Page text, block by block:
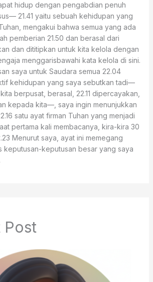
hidup dengan pengabdian penuh
21.41 yaitu sebuah kehidupan yang
mengakui bahwa semua yang ada
pemberian 21.50 dan berasal dari
dan dititipkan untuk kita kelola dengan
menggarisbawahi kata kelola di sini.
saya untuk Saudara semua 22.04
kehidupan yang saya sebutkan tadi—
berpusat, berasal, 22.11 dipercayakan,
kepada kita—, saya ingin menunjukkan
satu ayat firman Tuhan yang menjadi
pertama kali membacanya, kira-kira 30
Menurut saya, ayat ini memegang
keputusan-keputusan besar yang saya
Post